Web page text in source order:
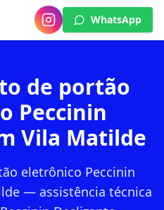
WhatsApp
de portão
Peccinin
Vila Matilde
eletrônico Peccinin
— assistência técnica